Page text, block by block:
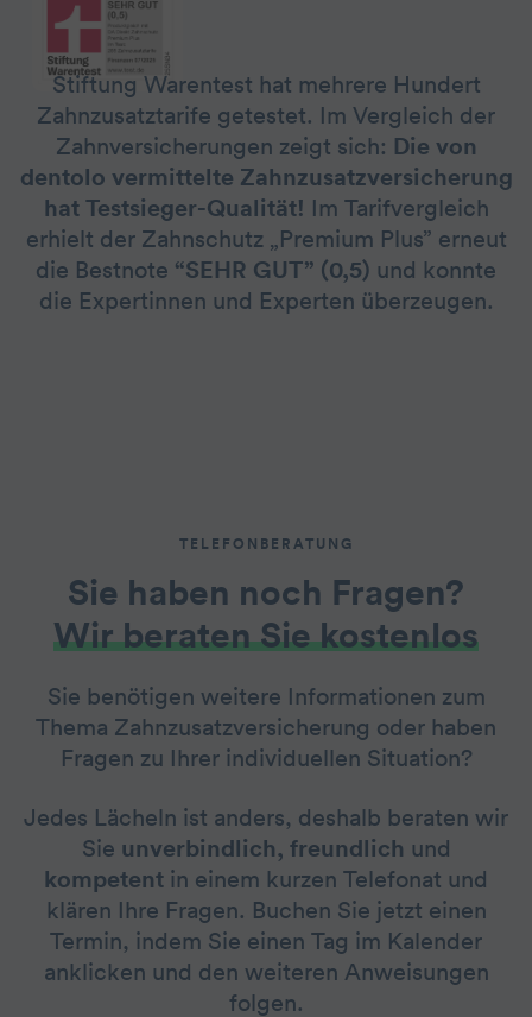
Stiftung Warentest hat mehrere Hundert
Zahnzusatztarife getestet. Im Vergleich der
Zahnversicherungen zeigt sich: Die von
dentolo vermittelte Zahn­zusatz­versicherung
hat Testsieger-Qualität! Im Tarifvergleich
erhielt der Zahnschutz „Premium Plus” erneut
die Bestnote “SEHR GUT” (0,5) und konnte
die Expertinnen und Experten überzeugen.
TELEFONBERATUNG
Sie haben noch Fragen?
Wir beraten Sie kostenlos
Sie benötigen weitere Informationen zum
Thema Zahnzusatzversicherung oder haben
Fragen zu Ihrer individuellen Situation?
Jedes Lächeln ist anders, deshalb beraten wir
Sie unverbindlich, freundlich und
kompetent in einem kurzen Telefonat und
klären Ihre Fragen. Buchen Sie jetzt einen
Termin, indem Sie einen Tag im Kalender
anklicken und den weiteren Anweisungen
folgen.